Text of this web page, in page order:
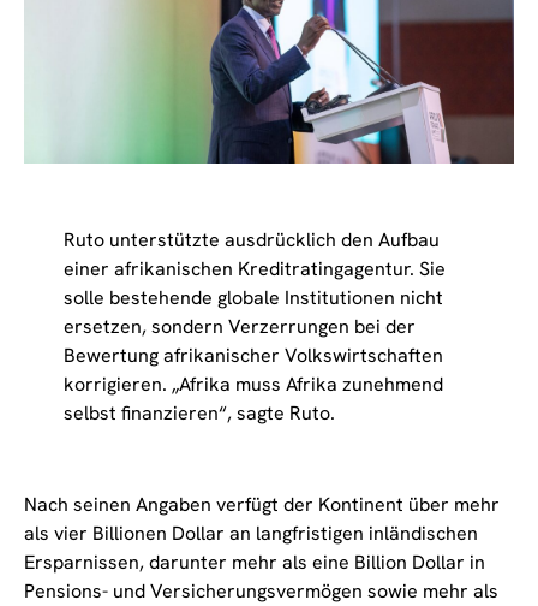
Ruto unterstützte ausdrücklich den Aufbau
einer afrikanischen Kreditratingagentur. Sie
solle bestehende globale Institutionen nicht
ersetzen, sondern Verzerrungen bei der
Bewertung afrikanischer Volkswirtschaften
korrigieren. „Afrika muss Afrika zunehmend
selbst finanzieren“, sagte Ruto.
Nach seinen Angaben verfügt der Kontinent über mehr
als vier Billionen Dollar an langfristigen inländischen
Ersparnissen, darunter mehr als eine Billion Dollar in
Pensions- und Versicherungsvermögen sowie mehr als